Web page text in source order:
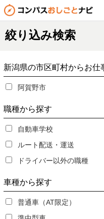
絞り込み検索
新潟県の市区町村からお仕
阿賀野市
職種から探す
自動車学校
ルート配送・運送
ドライバー以外の職種
車種から探す
普通車（AT限定）